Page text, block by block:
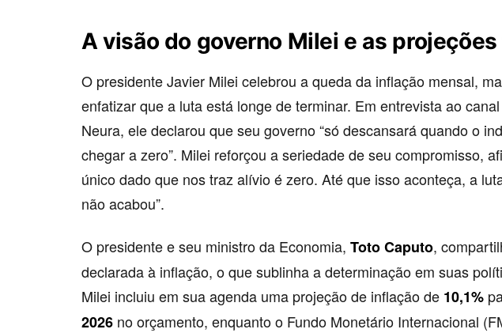
A visão do governo Milei e as
O presidente Javier Milei celebrou a queda da inflação mensal,
enfatizar que a luta está longe de terminar. Em entrevista ao
Neura, ele declarou que seu governo “só descansará quando o
chegar a zero”. Milei reforçou a seriedade de seu compromisso,
único dado que nos traz alívio é zero. Até que isso aconteça, a
não acabou”.
O presidente e seu ministro da Economia, Toto Caputo,
declarada à inflação, o que sublinha a determinação em suas
Milei incluiu em sua agenda uma projeção de inflação de 10,1%
2026 no orçamento, enquanto o Fundo Monetário Internacional